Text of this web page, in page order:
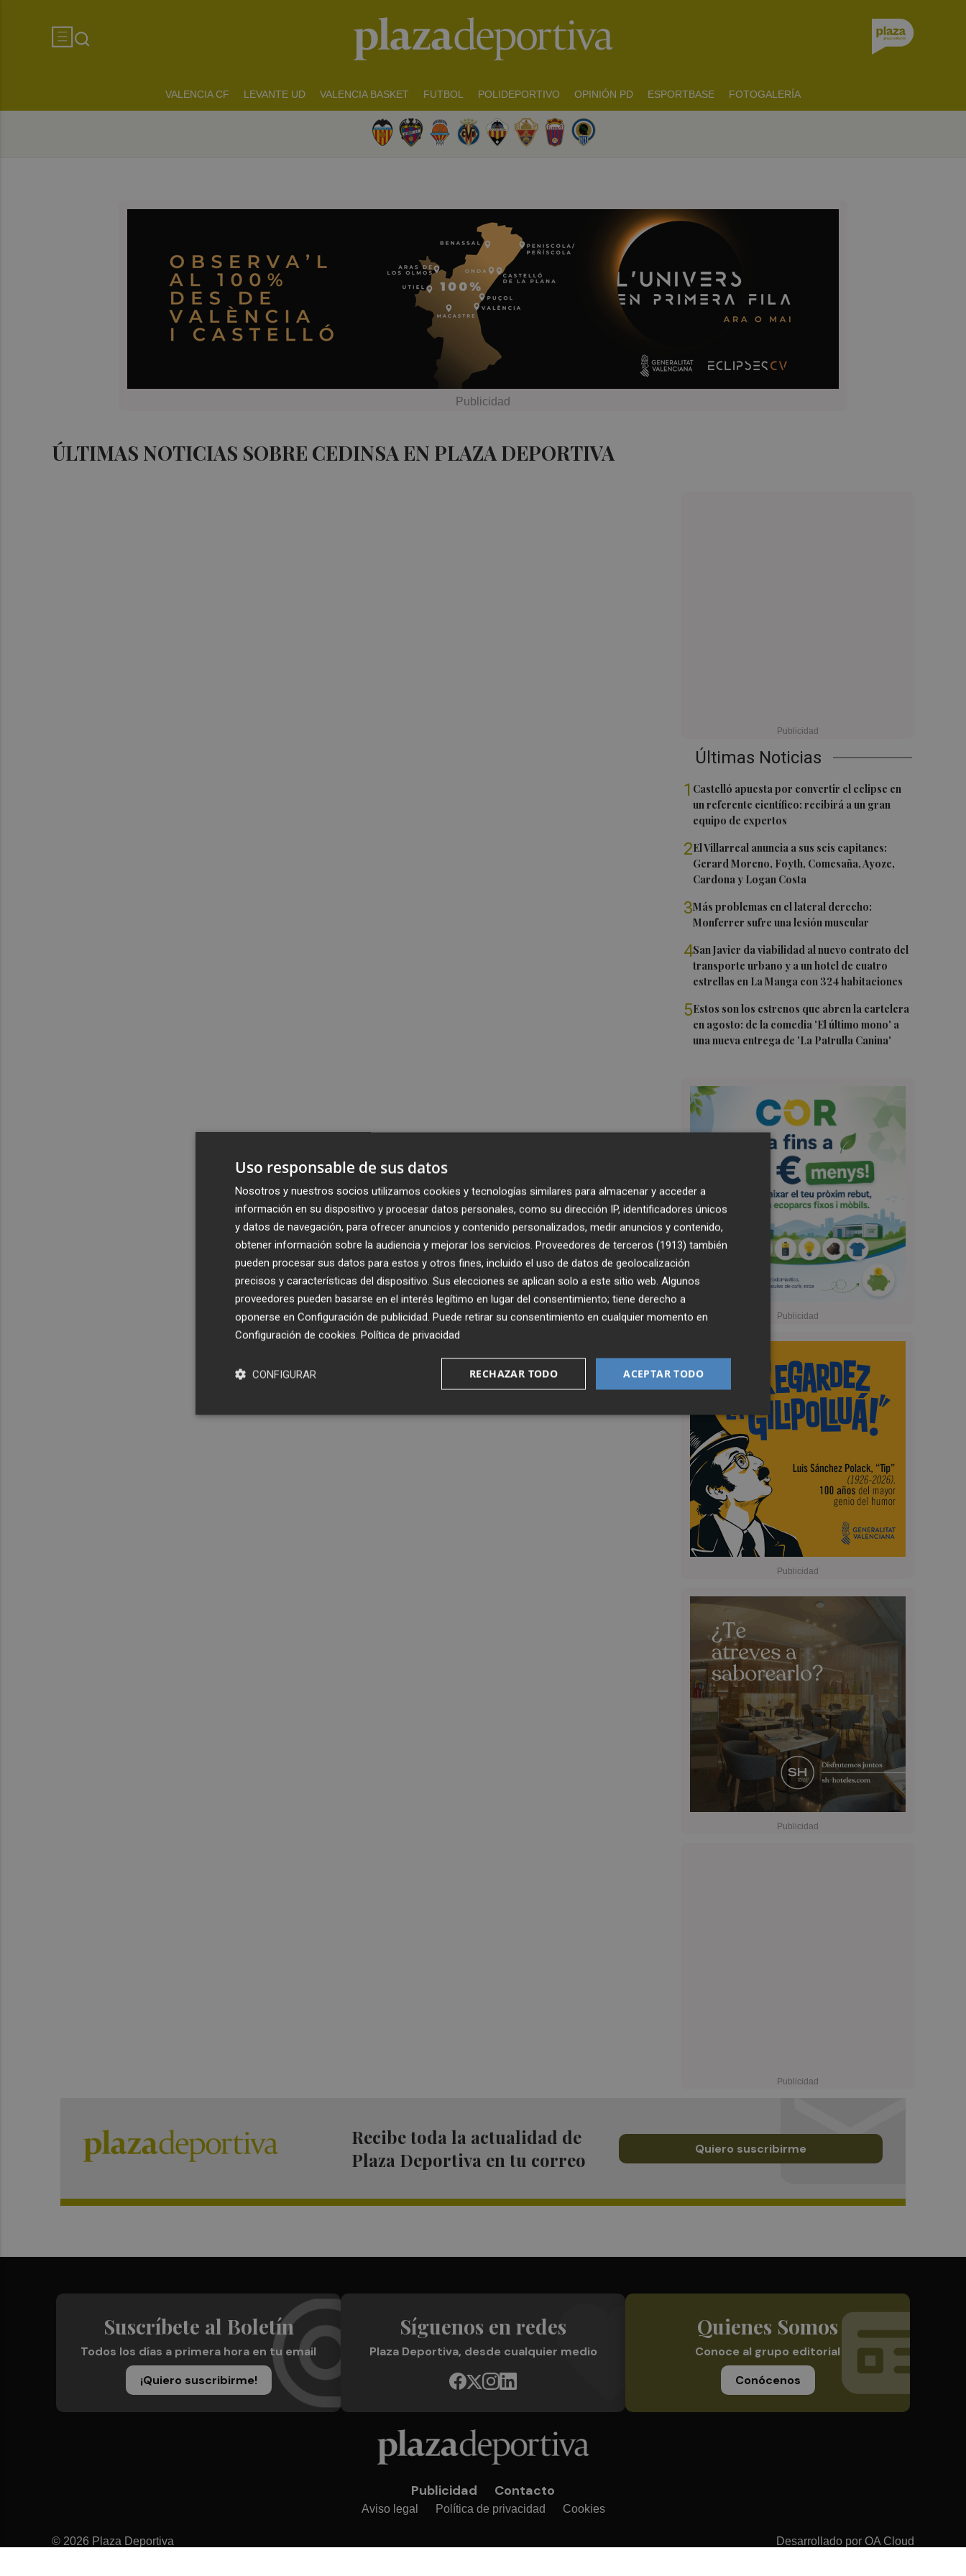
VALENCIA CF LEVANTE UD VALENCIA BASKET FUTBOL POLIDEPORTIVO OPINIÓN PD ESPORTBASE FOTOGALERÍA
ÚLTIMAS NOTICIAS SOBRE CEDINSA EN PLAZA DEPORTIVA
Últimas Noticias
1 Castelló apuesta por convertir el eclipse en
un referente científico: recibirá a un gran
equipo de expertos
2El Villarreal anuncia a sus seis capitanes:
Gerard Moreno, Foyth, Comesaña, Ayoze,
Cardona y Logan Costa
3Más problemas en el lateral derecho:
Monferrer sufre una lesión muscular
4San Javier da viabilidad al nuevo contrato del
transporte urbano y a un hotel de cuatro
estrellas en La Manga con 324 habitaciones
5Estos son los estrenos que abren la cartelera
en agosto: de la comedia 'El último mono' a
una nueva entrega de 'La Patrulla Canina'
Recibe toda la actualidad de
Plaza Deportiva en tu correo
Quiero suscribirme
Suscríbete al Boletín
Todos los días a primera hora en tu email
¡Quiero suscribirme!
Síguenos en redes
Plaza Deportiva, desde cualquier medio
Quienes Somos
Conoce al grupo editorial
Conócenos
Publicidad Contacto
Aviso legal Política de privacidad Cookies
© 2026 Plaza Deportiva Desarrollado por OA Cloud
Uso responsable de sus datos
Nosotros y nuestros socios utilizamos cookies y tecnologías similares para almacenar y acceder a
información en su dispositivo y procesar datos personales, como su dirección IP, identificadores únicos
y datos de navegación, para ofrecer anuncios y contenido personalizados, medir anuncios y contenido,
obtener información sobre la audiencia y mejorar los servicios. Proveedores de terceros (1913) también
pueden procesar sus datos para estos y otros fines, incluido el uso de datos de geolocalización
precisos y características del dispositivo. Sus elecciones se aplican solo a este sitio web. Algunos
proveedores pueden basarse en el interés legítimo en lugar del consentimiento; tiene derecho a
oponerse en Configuración de publicidad. Puede retirar su consentimiento en cualquier momento en
Configuración de cookies. Política de privacidad
ACEPTAR TODO
RECHAZAR TODO
CONFIGURAR